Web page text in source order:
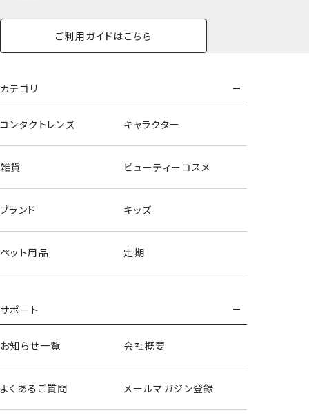
ご利用ガイドはこちら
カテゴリ
コンタクトレンズ キャラクター
雑貨 ビューティーコスメ
ブランド キッズ
ペット用品 定期
サポート
お知らせ一覧 会社概要
よくあるご質問 メールマガジン登録